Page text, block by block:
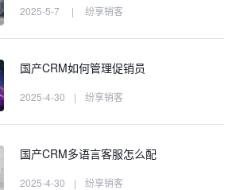
2025-5-7 | 纷享销客
国产CRM如何管理促销员
2025-4-30 | 纷享销客
国产CRM多语言客服怎么配
2025-4-30 | 纷享销客